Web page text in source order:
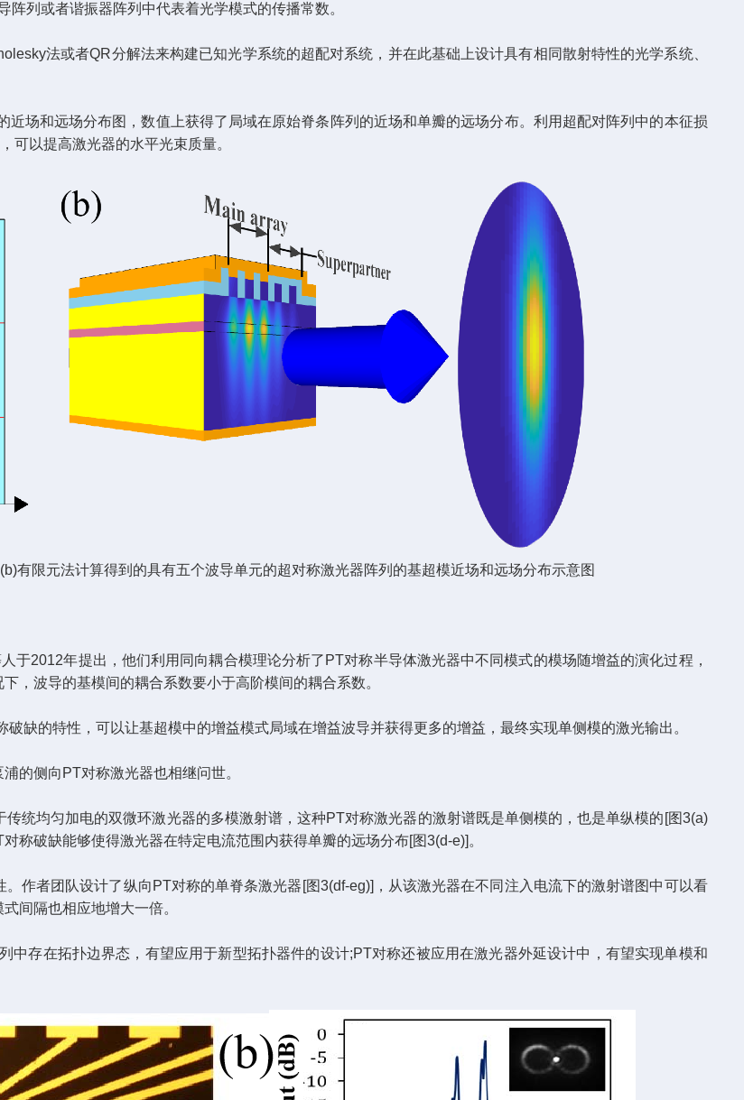
列或者谐振器阵列中代表着光学模式的传播常数。
法或者QR分解法来构建已知光学系统的超配对系统，并在此基础上设计具有相同散射特性的光学系统、
和远场分布图，数值上获得了局域在原始脊条阵列的近场和单瓣的远场分布。利用超配对阵列中的本征损
可以提高激光器的水平光束质量。
限元法计算得到的具有五个波导单元的超对称激光器阵列的基超模近场和远场分布示意图
2012年提出，他们利用同向耦合模理论分析了PT对称半导体激光器中不同模式的模场随增益的演化过程，
，波导的基模间的耦合系数要小于高阶模间的耦合系数。
的特性，可以让基超模中的增益模式局域在增益波导并获得更多的增益，最终实现单侧模的激光输出。
侧向PT对称激光器也相继问世。
均匀加电的双微环激光器的多模激射谱，这种PT对称激光器的激射谱既是单侧模的，也是单纵模的[图3(a)
称破缺能够使得激光器在特定电流范围内获得单瓣的远场分布[图3(d-e)]。
者团队设计了纵向PT对称的单脊条激光器[图3(df-eg)]，从该激光器在不同注入电流下的激射谱图中可以看
间隔也相应地增大一倍。
存在拓扑边界态，有望应用于新型拓扑器件的设计;PT对称还被应用在激光器外延设计中，有望实现单模和